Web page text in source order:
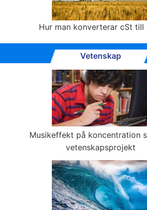
Hur man konverterar cSt till
Vetenskap
Musikeffekt på koncentration
vetenskapsprojekt